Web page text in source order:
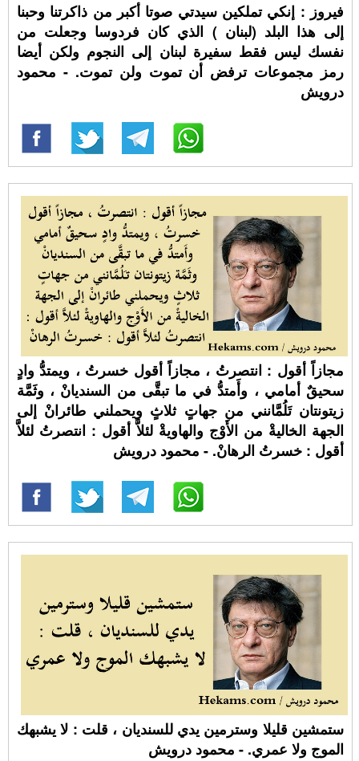
فيروز : إنكي تملكين سيدتي صوتا أكبر من ذاكرتنا وحبنا
إلى هذا البلد (لبنان ) الذي كان فردوسا وجعلت من
نفسك ليس فقط سفيرة لبنان إلى النجوم ولكن أيضا
رمز مجموعات ترفض أن تموت ولن تموت. - محمود
درويش
مجازاً أقول : انتصرتُ ، مجازاً أقول خسرتُ ، ويمتدُّ وادٍ
سحيقٌ أمامي ، وأَمتدُّ في ما تبقَّى من السنديانْ ، وثَمَّة
زيتونتان تَلُمَّانني من جهاتٍ ثلاثٍ ويحملني طائرانْ إلى
الجهة الخاليةْ من الأَوْج والهاويةْ لئلاَّ أقول : انتصرتُ لئلاَّ
أقول : خسرتُ الرهانْ. - محمود درويش
ستمشين قليلا وسترمين يدي للسنديان ، قلت : لا يشبهك
الموج ولا عمري. - محمود درويش